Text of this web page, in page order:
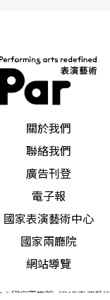
關於我們
聯絡我們
廣告刊登
電子報
國家表演藝術中心
國家兩廳院
網站導覽
國家兩廳院《PAR表演藝